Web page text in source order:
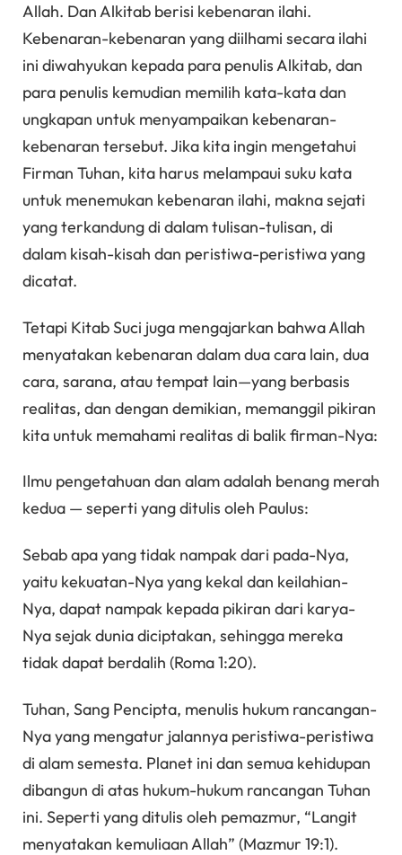
Allah. Dan Alkitab berisi kebenaran ilahi.
Kebenaran-kebenaran yang diilhami secara ilahi
ini diwahyukan kepada para penulis Alkitab, dan
para penulis kemudian memilih kata-kata dan
ungkapan untuk menyampaikan kebenaran-
kebenaran tersebut. Jika kita ingin mengetahui
Firman Tuhan, kita harus melampaui suku kata
untuk menemukan kebenaran ilahi, makna sejati
yang terkandung di dalam tulisan-tulisan, di
dalam kisah-kisah dan peristiwa-peristiwa yang
dicatat.
Tetapi Kitab Suci juga mengajarkan bahwa Allah
menyatakan kebenaran dalam dua cara lain, dua
cara, sarana, atau tempat lain—yang berbasis
realitas, dan dengan demikian, memanggil pikiran
kita untuk memahami realitas di balik firman-Nya:
Ilmu pengetahuan dan alam adalah benang merah
kedua — seperti yang ditulis oleh Paulus:
Sebab apa yang tidak nampak dari pada-Nya,
yaitu kekuatan-Nya yang kekal dan keilahian-
Nya, dapat nampak kepada pikiran dari karya-
Nya sejak dunia diciptakan, sehingga mereka
tidak dapat berdalih (Roma 1:20).
Tuhan, Sang Pencipta, menulis hukum rancangan-
Nya yang mengatur jalannya peristiwa-peristiwa
di alam semesta. Planet ini dan semua kehidupan
dibangun di atas hukum-hukum rancangan Tuhan
ini. Seperti yang ditulis oleh pemazmur, “Langit
menyatakan kemuliaan Allah” (Mazmur 19:1).